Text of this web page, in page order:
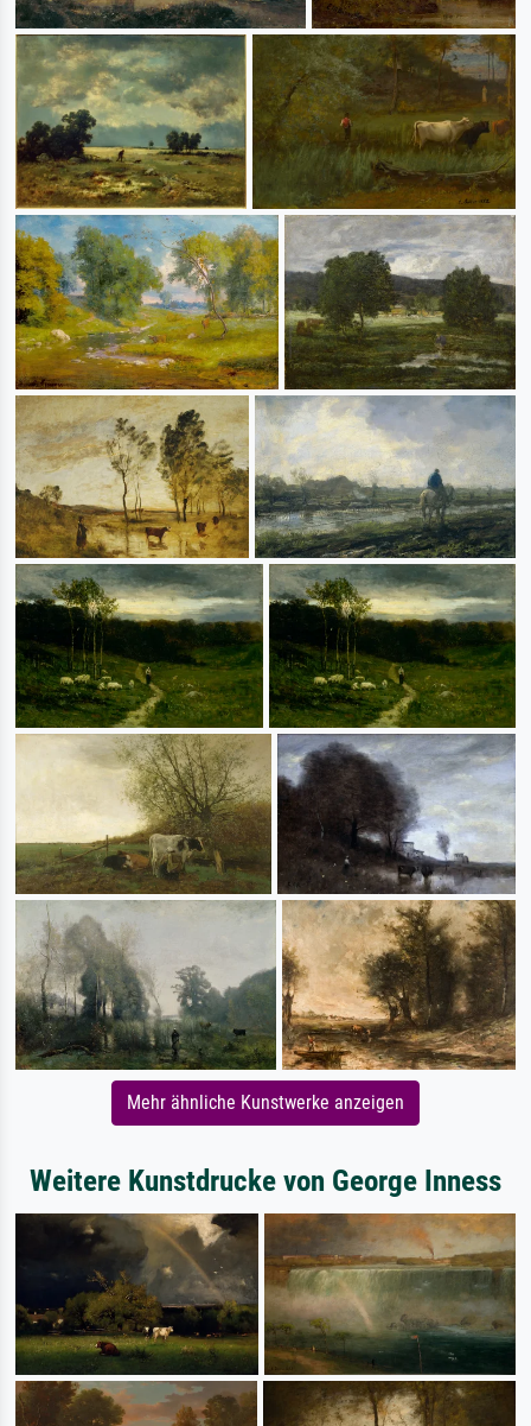
Mehr ähnliche Kunstwerke anzeigen
Weitere Kunstdrucke von George Inness